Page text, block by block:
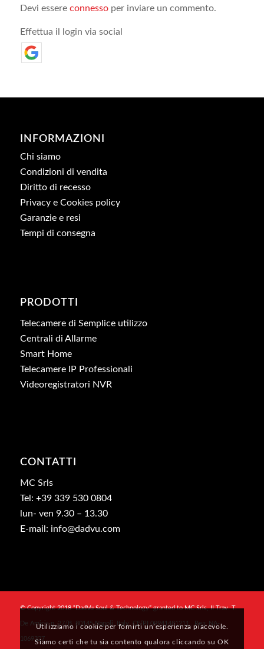
Devi essere connessoper inviare un commento.
Effettua il login via social
INFORMAZIONI
Chi siamo
Condizioni di vendita
Diritto di recesso
Privacy e Cookies policy
Garanzie e resi
Tempi di consegna
PRODOTTI
Telecamere di Semplice utilizzo
Centrali di Allarme
Smart Home
Telecamere IP Professionali
Videoregistratori NVR
CONTATTI
MC Srls
Tel: +39 339 530 0804
lun- ven 9.30 – 13.30
E-mail: info@dadvu.com
© Copyright 2018 “DadVu Soul & Technology” granted to MC Srls, II Trav. T.
De Amicis n. 27/B, 80145 Napoli, Italy, CF/PI 09941481211 , Rea: NA-
1069327
Utilizziamo i cookie per fornirti un’esperienza piacevole.
Siamo certi che tu sia contento qualora cliccando su OK